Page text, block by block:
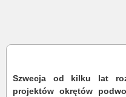
Szwecja od kilku lat
projektów okrętów